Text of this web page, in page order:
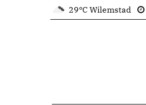
29°C Wilemstad